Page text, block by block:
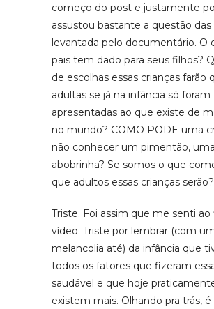
começo do post e justamente
assustou bastante a questão das
levantada pelo documentário. O
pais tem dado para seus filhos?
de escolhas essas crianças farão
adultas se já na infância só foram
apresentadas ao que existe de
no mundo? COMO PODE uma
não conhecer um pimentão, uma
abobrinha? Se somos o que
que adultos essas crianças serão?
Triste. Foi assim que me senti ao
vídeo. Triste por lembrar (com
melancolia até) da infância que
todos os fatores que fizeram
saudável e que hoje
existem mais. Olhando pra trás, é